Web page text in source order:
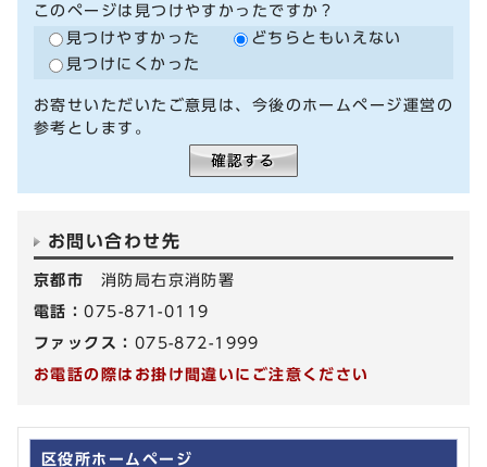
このページは見つけやすかったですか？
見つけやすかった
どちらともいえない
見つけにくかった
お寄せいただいたご意見は、今後のホームページ運営の
参考とします。
お問い合わせ先
京都市 消防局右京消防署
電話：075-871-0119
ファックス： 075-872-1999
お電話の際はお掛け間違いにご注意ください
区役所ホームページ